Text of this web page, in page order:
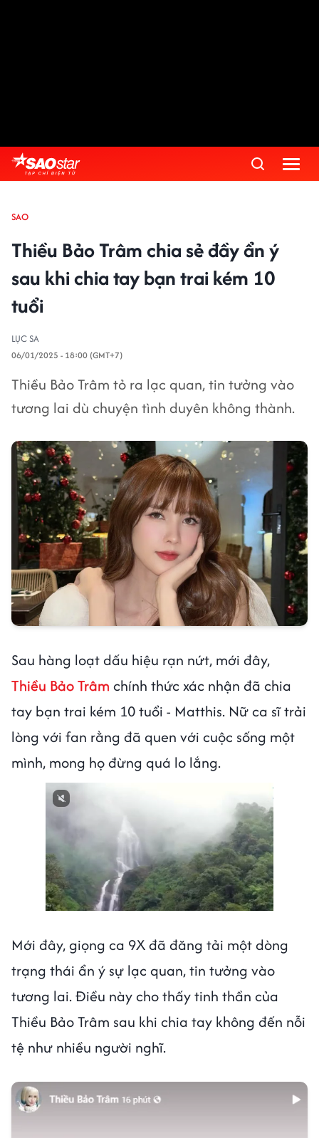
SAO
Thiều Bảo Trâm chia sẻ đầy ẩn ý
sau khi chia tay bạn trai kém 10
tuổi
LỤC SA
06/01/2025 - 18:00 (GMT+7)
Thiều Bảo Trâm tỏ ra lạc quan, tin tưởng vào
tương lai dù chuyện tình duyên không thành.
Sau hàng loạt dấu hiệu rạn nứt, mới đây,
Thiều Bảo Trâm chính thức xác nhận đã chia
tay bạn trai kém 10 tuổi - Matthis. Nữ ca sĩ trải
lòng với fan rằng đã quen với cuộc sống một
mình, mong họ đừng quá lo lắng.
Mới đây, giọng ca 9X đã đăng tải một dòng
trạng thái ẩn ý sự lạc quan, tin tưởng vào
tương lai. Điều này cho thấy tinh thần của
Thiều Bảo Trâm sau khi chia tay không đến nỗi
tệ như nhiều người nghĩ.